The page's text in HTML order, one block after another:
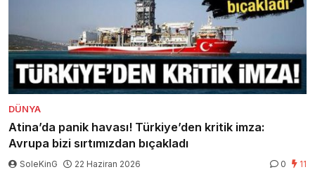
DÜNYA
Atina’da panik havası! Türkiye’den kritik imza:
Avrupa bizi sırtımızdan bıçakladı
SoleKinG 22 Haziran 2026 0 11